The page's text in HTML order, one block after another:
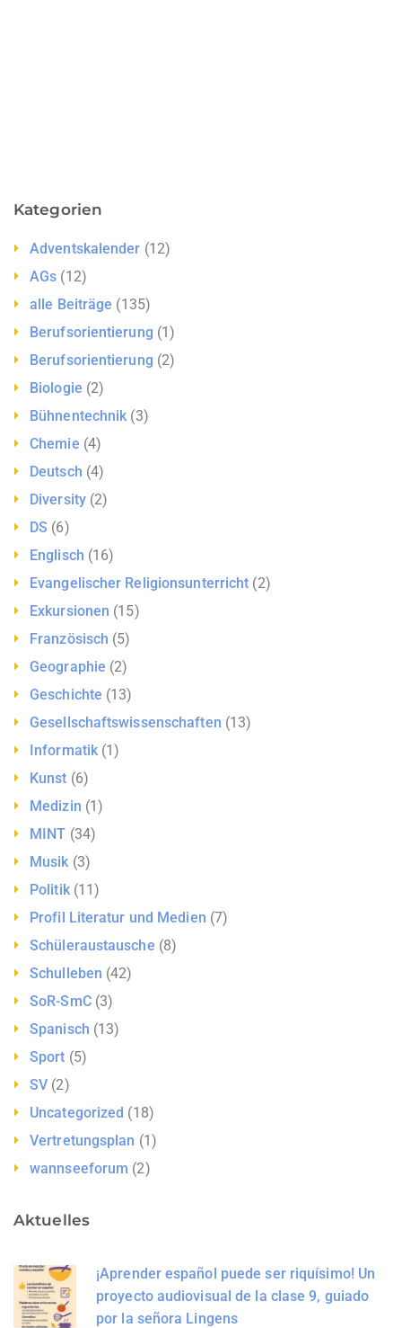
Kategorien
Adventskalender (12)
AGs (12)
alle Beiträge (135)
Berufsorientierung (1)
Berufsorientierung (2)
Biologie (2)
Bühnentechnik (3)
Chemie (4)
Deutsch (4)
Diversity(2)
DS (6)
Englisch (16)
Evangelischer Religionsunterricht (2)
Exkursionen (15)
Französisch (5)
Geographie (2)
Geschichte (13)
Gesellschaftswissenschaften (13)
Informatik (1)
Kunst (6)
Medizin (1)
MINT (34)
Musik (3)
Politik(11)
Profil Literatur und Medien (7)
Schüleraustausche (8)
Schulleben (42)
SoR-SmC(3)
Spanisch (13)
Sport (5)
SV (2)
Uncategorized (18)
Vertretungsplan (1)
wannseeforum (2)
Aktuelles
¡Aprender español puede ser riquísimo! Un
proyecto audiovisual de la clase 9, guiado
por la señora Lingens